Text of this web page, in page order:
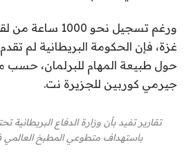
ورغم تسجيل نحو
غزة، فإن الحكومة البريطانية لم
حول طبيعة المهام للبرلمان، حسب ما
جيرمي كوربين للجزيرة نت.
تقارير تفيد بأن وزارة الدفاع
باستهداف متطوعي المطبخ العالمي